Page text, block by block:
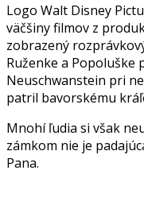
Logo Walt Disney
väčšiny filmov z
zobrazený
Ruženke a Popoluške
Neuschwanstein pri
patril bavorskému
Mnohí ľudia si však
zámkom nie je
Pana.